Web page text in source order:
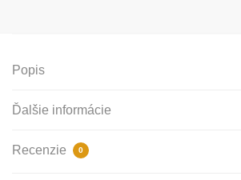
Popis
Ďalšie informácie
Recenzie 0